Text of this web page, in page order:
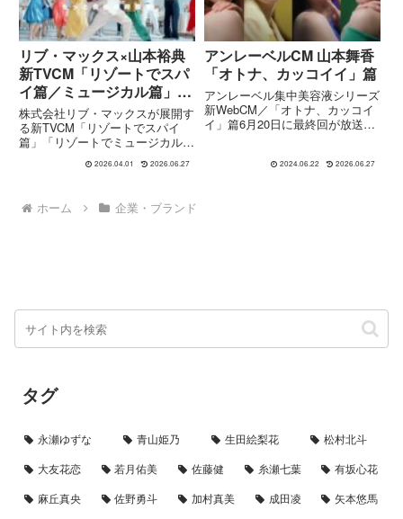
リブ・マックス×山本裕典
新TVCM「リゾートでスパ
イ篇／ミュージカル篇」｜
非日常で心を解き放つ物語
株式会社リブ・マックスが展開す
る新TVCM「リゾートでスパイ
篇」「リゾートでミュージカル
篇」は、俳優・山本裕典さんを起
用し、「リブマックスで心を解き
うコンセプトのもと制作されてい
ます。ホテル・リゾートでの滞在
2026.04.01 2026.06.27
アンレーベルCM 山本舞香
「オトナ、カッコイイ」篇
アンレーベル集中美容液シリーズ
新WebCM／「オトナ、カッコイ
イ」篇6月20日に最終回が放送さ
出演されていた山本舞香さん。山
2024.06.22 2026.06.27
ホーム 企業・ブランド
タグ
永瀬ゆずな 青山姫乃 生田絵梨花
松村北斗
大友花恋
若月佑美 佐藤健 糸瀬七葉
有坂心花
麻丘真央
佐野勇斗 加村真美 成田凌
矢本悠馬